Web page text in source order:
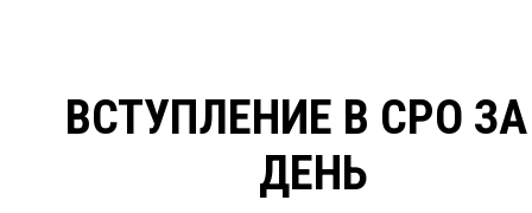
ВСТУПЛЕНИЕ В СРО
ДЕНЬ